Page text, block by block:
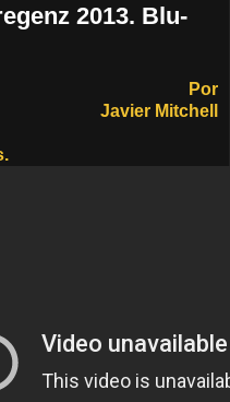
2013. Blu-
Por
Javier Mitchell